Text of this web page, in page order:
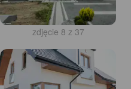
zdjęcie 8 z 37